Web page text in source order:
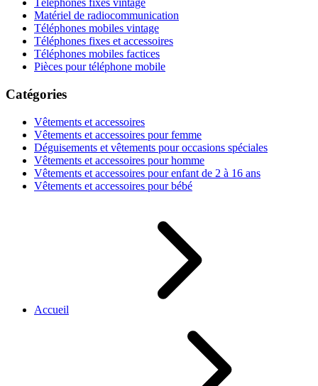
Téléphones fixes vintage
Matériel de radiocommunication
Téléphones mobiles vintage
Téléphones fixes et accessoires
Téléphones mobiles factices
Pièces pour téléphone mobile
Catégories
Vêtements et accessoires
Vêtements et accessoires pour femme
Déguisements et vêtements pour occasions spéciales
Vêtements et accessoires pour homme
Vêtements et accessoires pour enfant de 2 à 16 ans
Vêtements et accessoires pour bébé
Accueil